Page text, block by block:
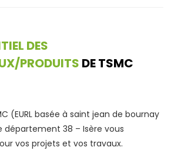
DES
PRODUITS DE TSMC
(EURL basée à saint jean de bournay
département 38 – Isère vous
vos projets et vos travaux.